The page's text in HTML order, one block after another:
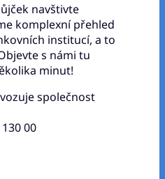
navštivte
komplexní přehled
institucí, a to
s námi tu
minut!
společnost
00